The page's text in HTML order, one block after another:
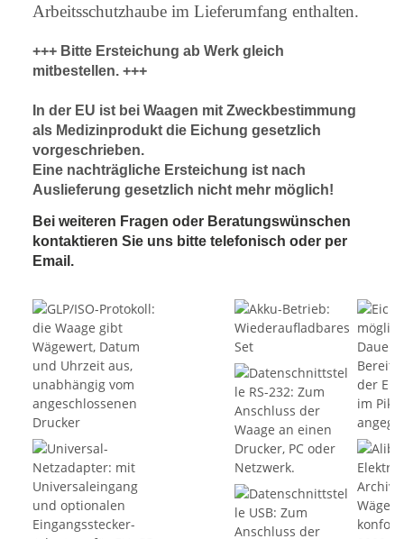
Arbeitsschutzhaube im Lieferumfang enthalten.
+++ Bitte Ersteichung ab Werk gleich
mitbestellen. +++
In der EU ist bei Waagen mit Zweckbestimmung
als Medizinprodukt die Eichung gesetzlich
vorgeschrieben.
Eine nachträgliche Ersteichung ist nach
Auslieferung gesetzlich nicht mehr möglich!
Bei weiteren Fragen oder Beratungswünschen
kontaktieren Sie uns bitte telefonisch oder per
Email.